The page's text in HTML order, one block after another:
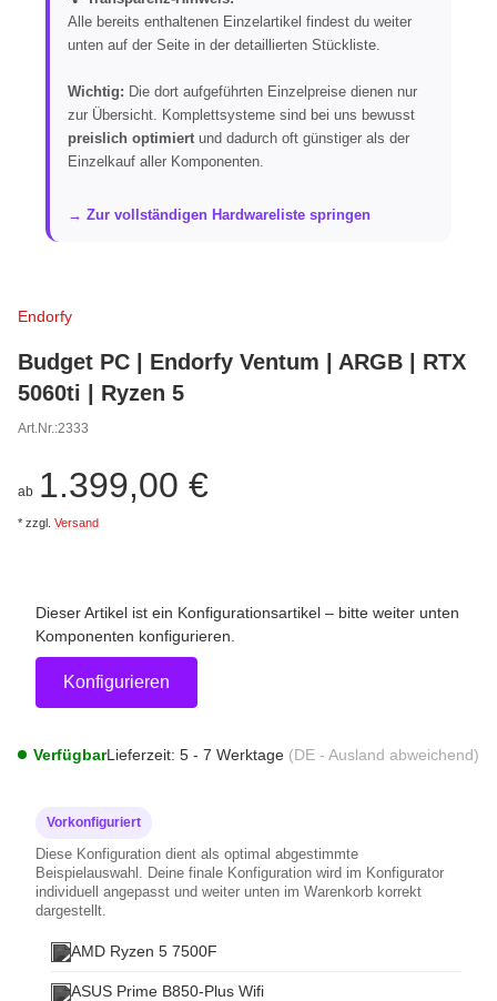
Alle bereits enthaltenen Einzelartikel findest du weiter
unten auf der Seite in der detaillierten Stückliste.
Wichtig: Die dort aufgeführten Einzelpreise dienen nur
zur Übersicht. Komplettsysteme sind bei uns bewusst
preislich optimiert und dadurch oft günstiger als der
Einzelkauf aller Komponenten.
→ Zur vollständigen Hardwareliste springen
Endorfy
Budget PC | Endorfy Ventum | ARGB | RTX
5060ti | Ryzen 5
Art.Nr.:2333
ab 1.399,00 €
* zzgl. Versand
Dieser Artikel ist ein Konfigurationsartikel – bitte weiter unten
Komponenten konfigurieren.
Konfigurieren
VerfügbarLieferzeit: 5 - 7 Werktage (DE - Ausland abweichend)
Vorkonfiguriert
Diese Konfiguration dient als optimal abgestimmte
Beispielauswahl. Deine finale Konfiguration wird im Konfigurator
individuell angepasst und weiter unten im Warenkorb korrekt
dargestellt.
AMD Ryzen 5 7500F
ASUS Prime B850-Plus Wifi